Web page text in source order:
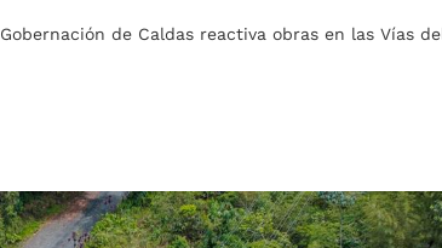
Gobernación de Caldas reactiva obras en las Vías